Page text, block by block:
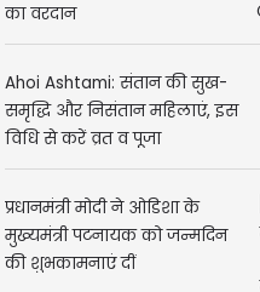
का वरदान
Ahoi Ashtami: संतान की सुख-
समृद्धि और निसंतान महिलाएं, इस
विधि से करें व्रत व पूजा
प्रधानमंत्री मोदी ने ओडिशा के
मुख्यमंत्री पटनायक को जन्मदिन
की शुभकामनाएं दीं